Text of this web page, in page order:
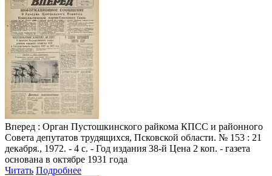
Вперед : Орган Пустошкинского райкома КПСС и районного
Совета депутатов трудящихся, Псковской области. № 153 : 21
декабря., 1972. - 4 с. - Год издания 38-й Цена 2 коп. - газета
основана в октябре 1931 года
Читать Подробнее